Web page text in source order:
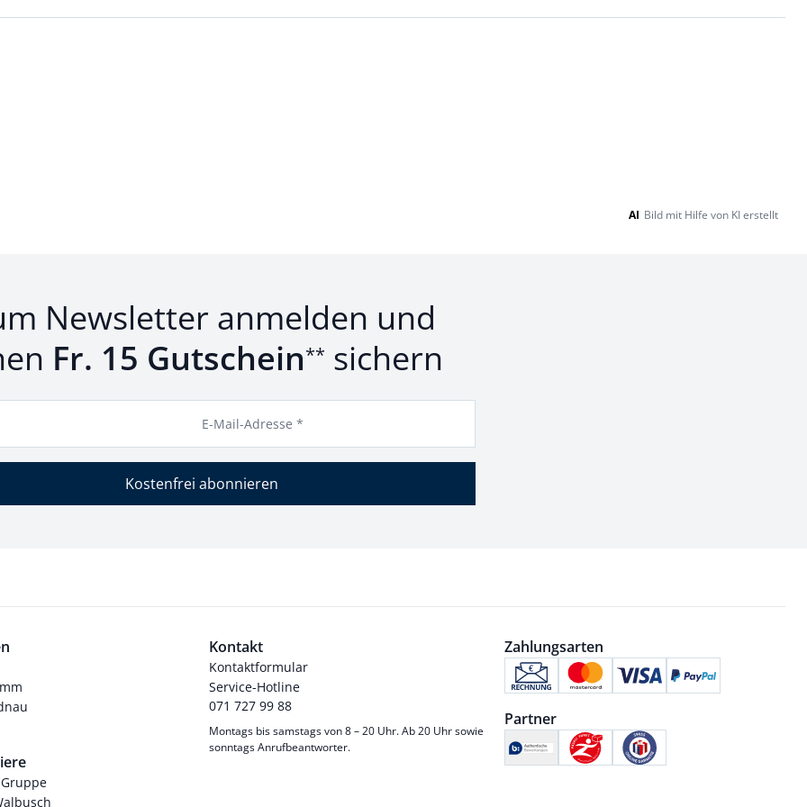
AI Bild mit Hilfe von KI erstellt
Newsletter anmelden und
Fr. 15 Gutschein** sichern
E-Mail-Adresse *
Kostenfrei abonnieren
Kontakt
Kontaktformular
Service-Hotline
071 727 99 88
Montags bis samstags von 8 – 20 Uhr. Ab 20 Uhr sowie
sonntags Anrufbeantworter.
Zahlungsarten
Partner